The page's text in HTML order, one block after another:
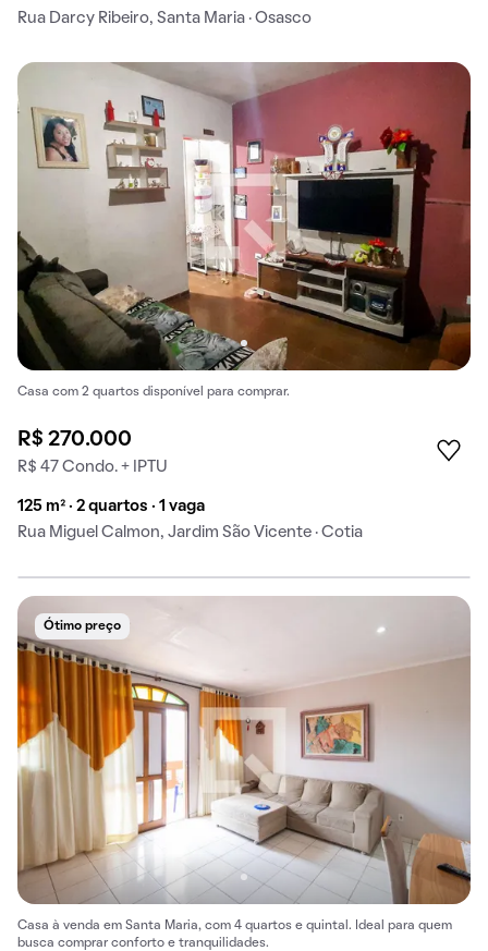
Rua Darcy Ribeiro, Santa Maria · Osasco
Casa com 2 quartos disponível para comprar.
R$ 270.000
R$ 47 Condo. + IPTU
125 m² · 2 quartos · 1 vaga
Rua Miguel Calmon, Jardim São Vicente · Cotia
Ótimo preço
Casa à venda em Santa Maria, com 4 quartos e quintal. Ideal para quem
busca comprar conforto e tranquilidades.